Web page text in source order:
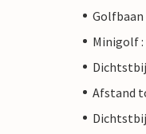
Golfbaan
Minigolf :
Afstand